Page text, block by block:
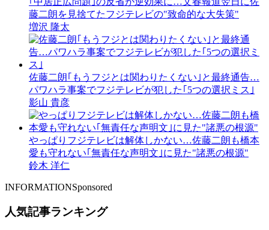
藤二朗を見捨てたフジテレビの"致命的な大失策"
増沢 隆太
佐藤二朗｢もうフジとは関わりたくない｣と最終通告…
パワハラ事案でフジテレビが犯した｢5つの選択ミス｣
影山 貴彦
やっぱりフジテレビは解体しかない…佐藤二朗も橋本
愛も守れない｢無責任な声明文｣に見た"諸悪の根源"
鈴木 洋仁
INFORMATIONSponsored
人気記事ランキング